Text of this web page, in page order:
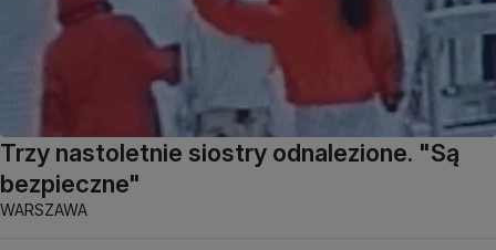
Trzy nastoletnie siostry odnalezione. "Są
bezpieczne"
WARSZAWA